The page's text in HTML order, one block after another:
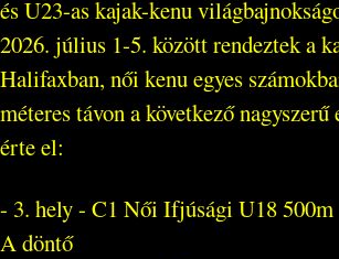
és U23-as kajak-kenu
2026. július 1-5. között rendeztek a
Halifaxban, női kenu egyes
méteres távon a következő nagyszerű
érte el:
- 3. hely - C1 Női Ifjúsági U18 500m
A döntő